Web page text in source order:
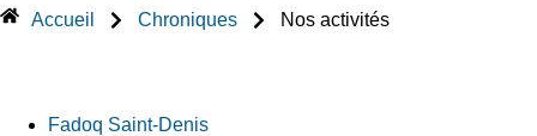
Accueil Chroniques Nos activités
Fadoq Saint-Denis